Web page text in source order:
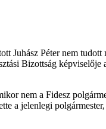
Péter nem tudott
Bizottság
nem a Fidesz
a jelenlegi